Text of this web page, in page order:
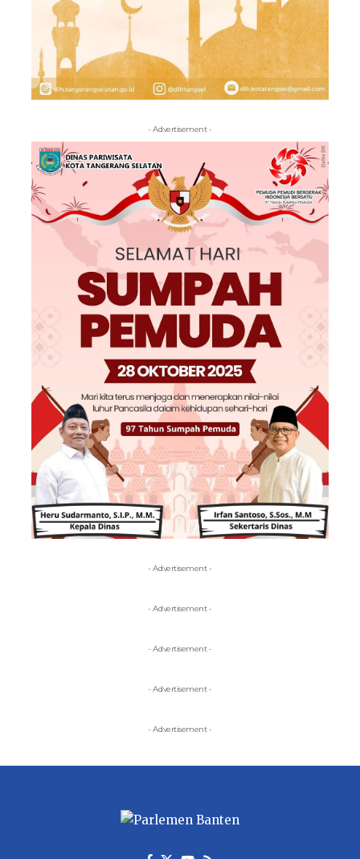
- Advertisement -
- Advertisement -
- Advertisement -
- Advertisement -
- Advertisement -
- Advertisement -